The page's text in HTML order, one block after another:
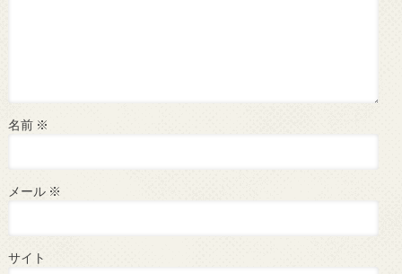
名前 ※
メール ※
サイト